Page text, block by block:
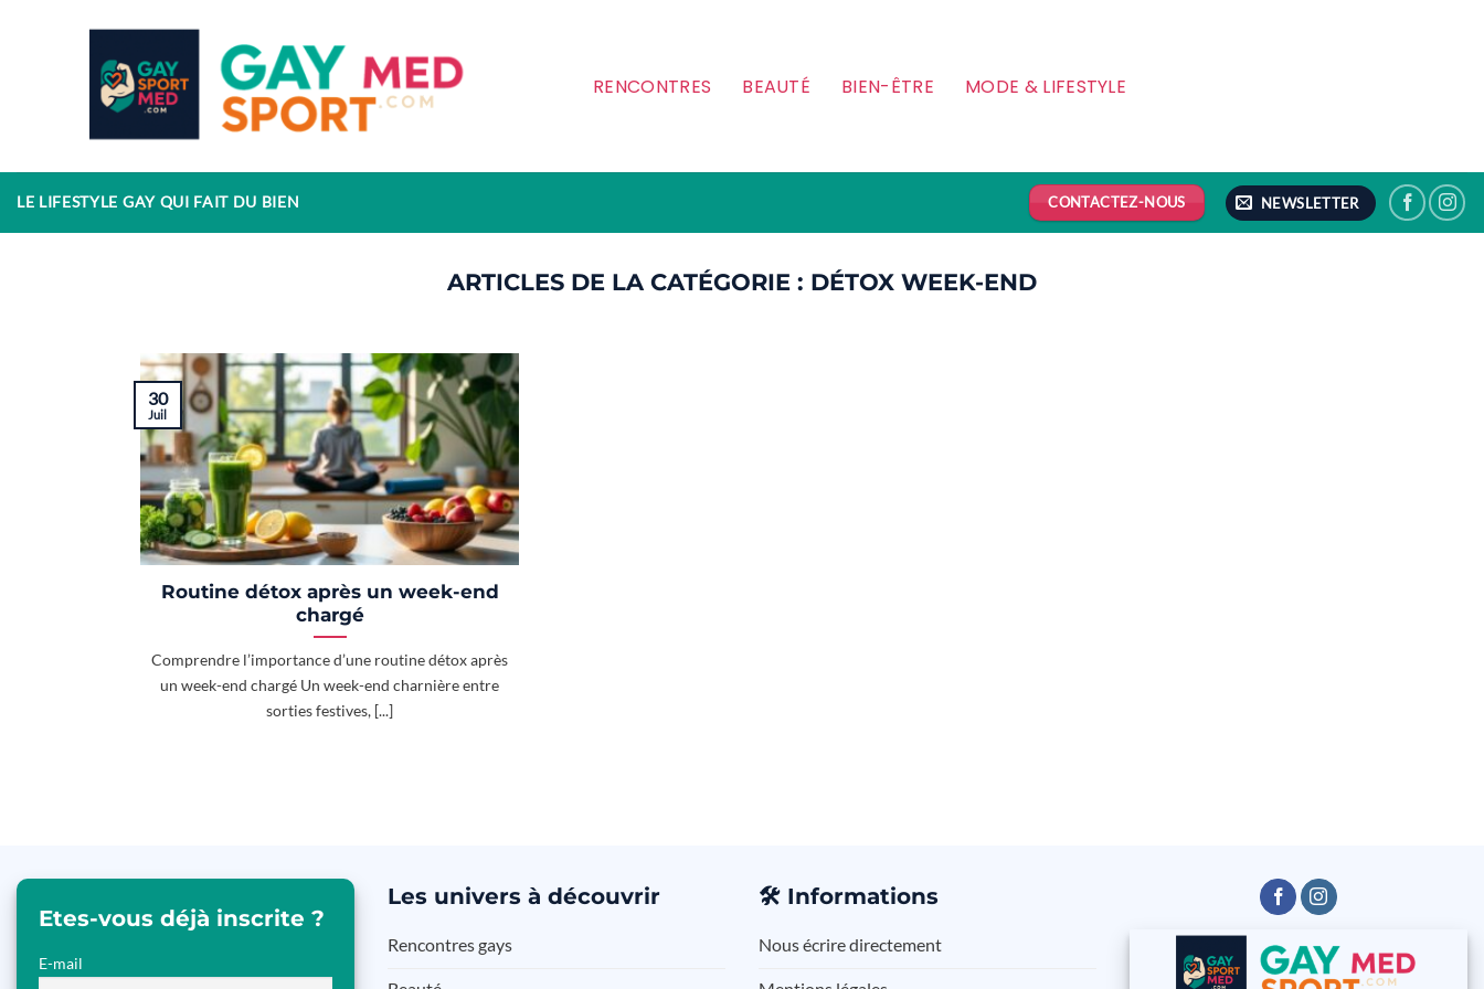
RENCONTRES BEAUTÉ BIEN-ÊTRE MODE & LIFESTYLE
LE LIFESTYLE GAY QUI FAIT DU BIEN CONTACTEZ-NOUS NEWSLETTER
DÉTOX WEEK-END
Routine détox après un week-end
chargé
Comprendre l’importance d’une routine détox après
un week-end chargé Un week-end charnière entre
sorties festives, [...]
30
Juil
Etes-vous déjà inscrite ?
E-mail
Les univers à découvrir
Rencontres gays
🛠️ Informations
Nous écrire directement